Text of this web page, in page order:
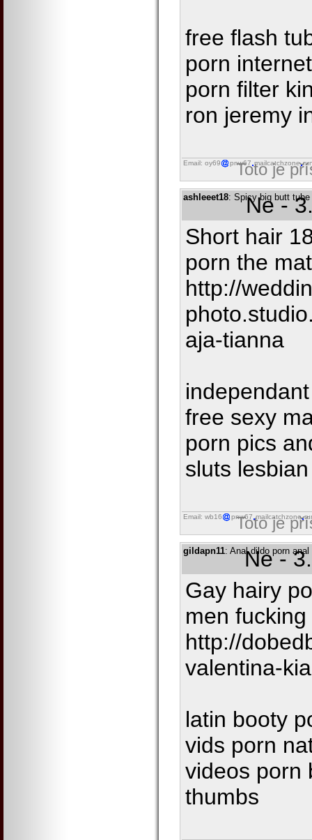
free flash
porn
porn filter
ron jeremy
Email: oy69 pnw67 mailcatchzone
Toto je
ashleeet18: Spicy big butt
Ne -
Short hair
porn the
http://
aja-tianna
free sexy
porn pics
sluts
Email: wb16 pnw67 mailcatchzone
Toto je
gildapn11: Anal dildo porn
Ne -
Gay hairy
men
http://
valentina-
latin booty
vids porn
videos porn
thumbs